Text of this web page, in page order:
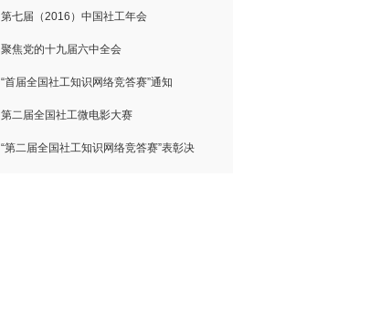
第七届（2016）中国社工年会
聚焦党的十九届六中全会
“首届全国社工知识网络竞答赛”通知
第二届全国社工微电影大赛
“第二届全国社工知识网络竞答赛”表彰决